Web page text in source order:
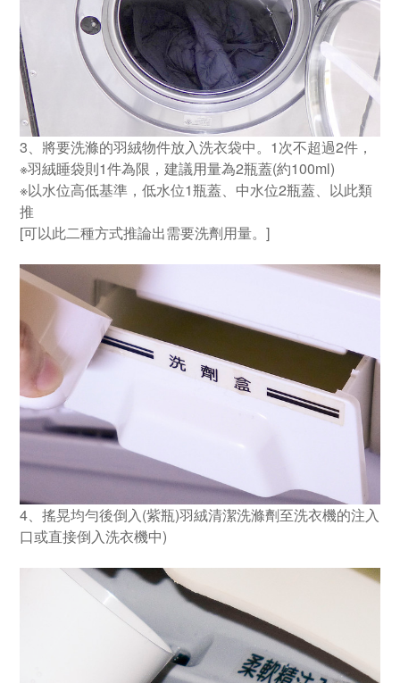
3、將要洗滌的羽絨物件放入洗衣袋中。1次不超過2件，
※羽絨睡袋則1件為限，建議用量為2瓶蓋(約100ml)
※以水位高低基準，低水位1瓶蓋、中水位2瓶蓋、以此類
推
[可以此二種方式推論出需要洗劑用量。]
4、搖晃均勻後倒入(紫瓶)羽絨清潔洗滌劑至洗衣機的注入
口或直接倒入洗衣機中)